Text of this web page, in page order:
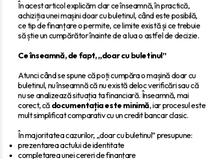
În acest articol explicăm clar ce înseamnă, în practică,
achiziția unei mașini doar cu buletinul, când este posibilă,
ce tip de finanțare o permite, ce limite există și ce trebuie
să știe un cumpărător înainte de a lua o astfel de decizie.
Ce înseamnă, de fapt, „doar cu buletinul”
Atunci când se spune că poți cumpăra o mașină doar cu
buletinul, nu înseamnă că nu există deloc verificări sau că
nu se analizează situația ta financiară. Înseamnă, mai
corect, că documentația este minimă, iar procesul este
mult simplificat comparativ cu un credit bancar clasic.
În majoritatea cazurilor, „doar cu buletinul” presupune:
prezentarea actului de identitate
completarea unei cereri de finanțare